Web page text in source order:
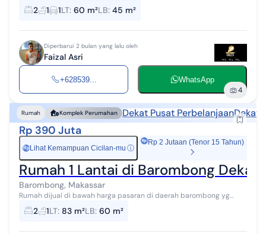
2 1 1LT: 60 m²LB: 45 m²
Diperbarui 2 bulan yang lalu oleh
Faizal Asri
+628539... WhatsApp
4
Rumah Komplek Perumahan Dekat Pusat PerbelanjaanDekat
Rp 390 Juta
Rp Lihat Kemampuan Cicilan-mu ⓘ
Rp 2 Jutaan (Tenor 15 Tahun)
Rumah 1 Lantai di Barombong Dekat
Barombong, Makassar
Rumah dijual di bawah harga pasaran di daerah barombong yg
dekat dari Mall trans dan cpi Makassar. Posisi rumah berada di
dalam perumahan yang tida...
2 1LT: 83 m²LB: 60 m²